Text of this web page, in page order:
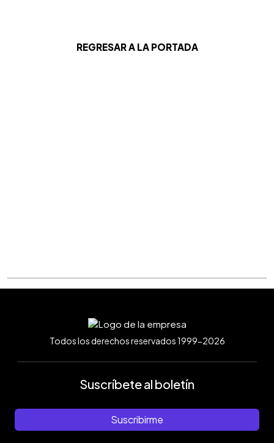
REGRESAR A LA PORTADA
Todos los derechos reservados 1999-2026
Suscríbete al boletín
Suscribirme